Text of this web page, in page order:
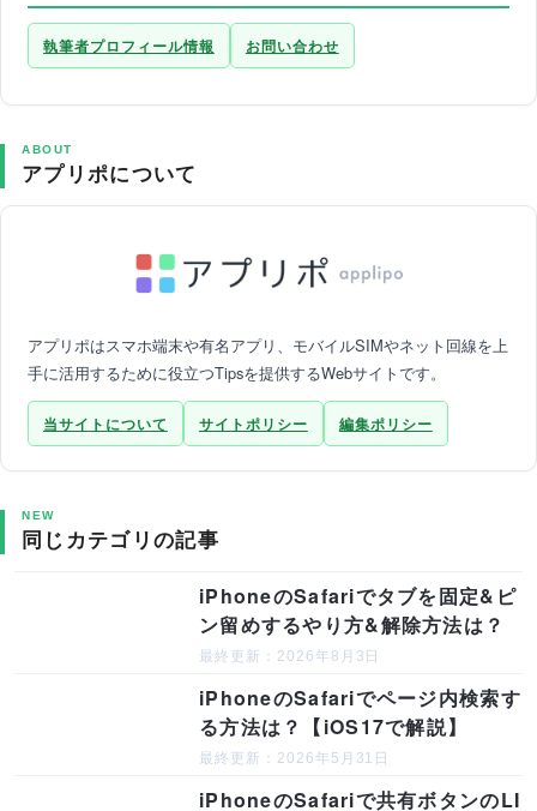
執筆者プロフィール情報 お問い合わせ
ABOUT
アプリポについて
アプリポはスマホ端末や有名アプリ、モバイルSIMやネット回線を上
手に活用するために役立つTipsを提供するWebサイトです。
当サイトについて サイトポリシー 編集ポリシー
NEW
同じカテゴリの記事
iPhoneのSafariでタブを固定&ピ
ン留めするやり方&解除方法は？
最終更新：2026年8月3日
iPhoneのSafariでページ内検索す
る方法は？【iOS17で解説】
最終更新：2026年5月31日
iPhoneのSafariで共有ボタンのLI